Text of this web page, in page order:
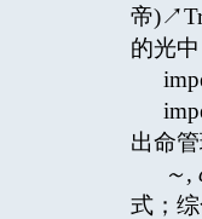
帝
的光
出命管
～,
式；